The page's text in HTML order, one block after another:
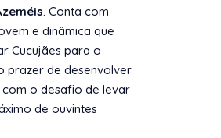
. Conta com
e dinâmica que
Cucujães para o
prazer de desenvolver
com o desafio de levar
de ouvintes